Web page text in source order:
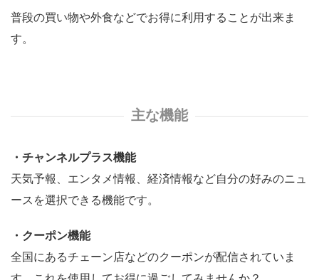
普段の買い物や外食などでお得に利用することが出来ま
す。
主な機能
・チャンネルプラス機能
天気予報、エンタメ情報、経済情報など自分の好みのニュ
ースを選択できる機能です。
・クーポン機能
全国にあるチェーン店などのクーポンが配信されていま